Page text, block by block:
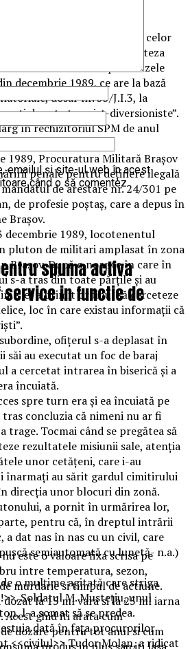
se bazează pe studiul celor
și Thomasson, dar și pe sinteza
Militare despre cauzele
decembrie 1989, ce are la bază
dosar nr. 53/J.I.3, la
de acte terorist-diversioniste”.
în rechizitoriul SPM de anul
1989, Procuratura Militară Brașov
penale pentru deţinere ilegală
de arestare nr. 24/301 pe
de profesie poștaș, care a depus în
Braşov.
decembrie 1989, locotenentul
pluton de militari amplasat în zona
Brașov. După o noapte în care în
s-a tras din toate părțile și au
el a primit ordinul să cerceteze
loc în care existau informații că
ofițerul s-a deplasat în
săi au executat un foc de baraj
a cercetat intrarea în biserică și a
încuiată.
spre turn era și ea încuiată pe
concluzia că nimeni nu ar fi
trage. Tocmai când se pregătea să
rezultatele misiunii sale, atenția
unor cetățeni, care i-au
înarmați au sărit gardul cimitirului
direcția unor blocuri din zonă.
a pornit în urmărirea lor,
pentru că, în dreptul intrării
dat nas în nas cu un civil, care
semiautomată cu lunetă- n.a.)
o mulțime agitată care striga
Soldatul M. Mustețiu, unul
l-a somat să se predea.
dată în fața procurorilor
<<civilul>> Tudor Molan, a ridicat
emailul și site-ul web în acest
când o să comentez.
spuma activa
in functie de
este o valoare fixa scrisa pe
intre temperatura, sezon,
murdarie si timpul de actiune.
la 15 ml vara si la 25 ml iarna
Acest ghid iti arata cum
dozare pentru tot anul si cum
produs in plus sau iti lasa